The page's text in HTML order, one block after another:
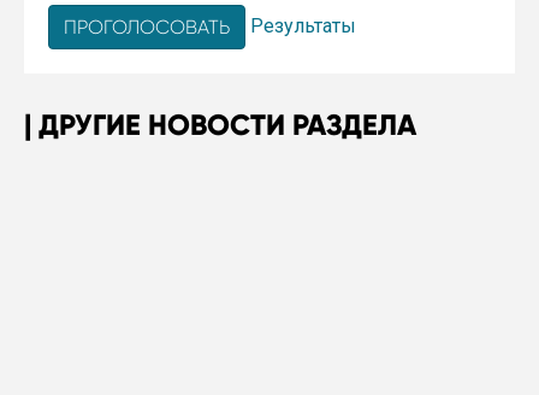
Результаты
ДРУГИЕ НОВОСТИ РАЗДЕЛА